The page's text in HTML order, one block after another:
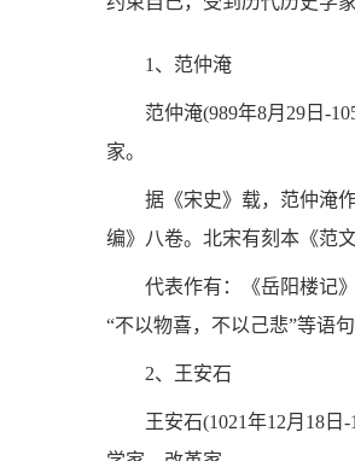
1、范仲淹
范仲淹(989年8月29日-
家。
据《宋史》载，范仲淹
编》八卷。北宋有刻本《范
代表作有：《岳阳楼记
“不以物喜，不以己悲”等语
2、王安石
王安石(1021年12月18